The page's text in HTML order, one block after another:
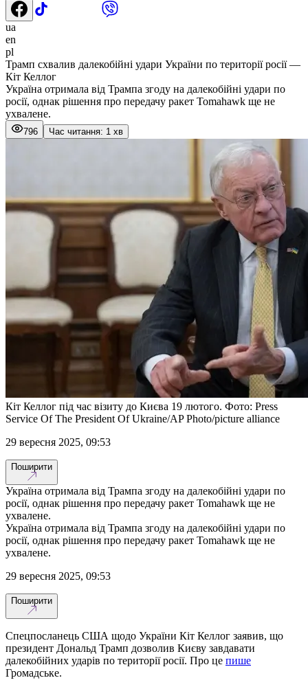
ua
en
pl
Трамп схвалив далекобійні удари України по території росії —
Кіт Келлог
Україна отримала від Трампа згоду на далекобійні удари по
росії, однак рішення про передачу ракет Tomahawk ще не
ухвалене.
796 Час читання: 1 хв
Кіт Келлог під час візиту до Києва 19 лютого. Фото: Press
Service Of The President Of Ukraine/AP Photo/picture alliance
29 вересня 2025, 09:53
Поширити
Україна отримала від Трампа згоду на далекобійні удари по
росії, однак рішення про передачу ракет Tomahawk ще не
ухвалене.
Україна отримала від Трампа згоду на далекобійні удари по
росії, однак рішення про передачу ракет Tomahawk ще не
ухвалене.
29 вересня 2025, 09:53
Поширити
Спецпосланець США щодо України Кіт Келлог заявив, що
президент Дональд Трамп дозволив Києву завдавати
далекобійних ударів по території росії. Про це пише
Громадське.